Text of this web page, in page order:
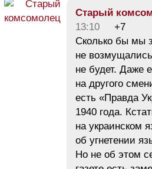
Старый
13:10
+7
Сколько бы мы
не
не будет. Даже
на другого
есть «Правда
1940 года.
на украинском
об угнетении
Но не об этом